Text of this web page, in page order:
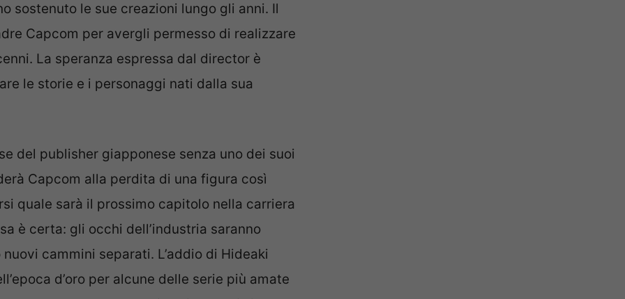
sostenuto le sue creazioni lungo gli anni. Il
Capcom per avergli permesso di realizzare
La speranza espressa dal director è
le storie e i personaggi nati dalla sua
del publisher giapponese senza uno dei suoi
Capcom alla perdita di una figura così
quale sarà il prossimo capitolo nella carriera
è certa: gli occhi dell’industria saranno
cammini separati. L’addio di Hideaki
d’oro per alcune delle serie più amate